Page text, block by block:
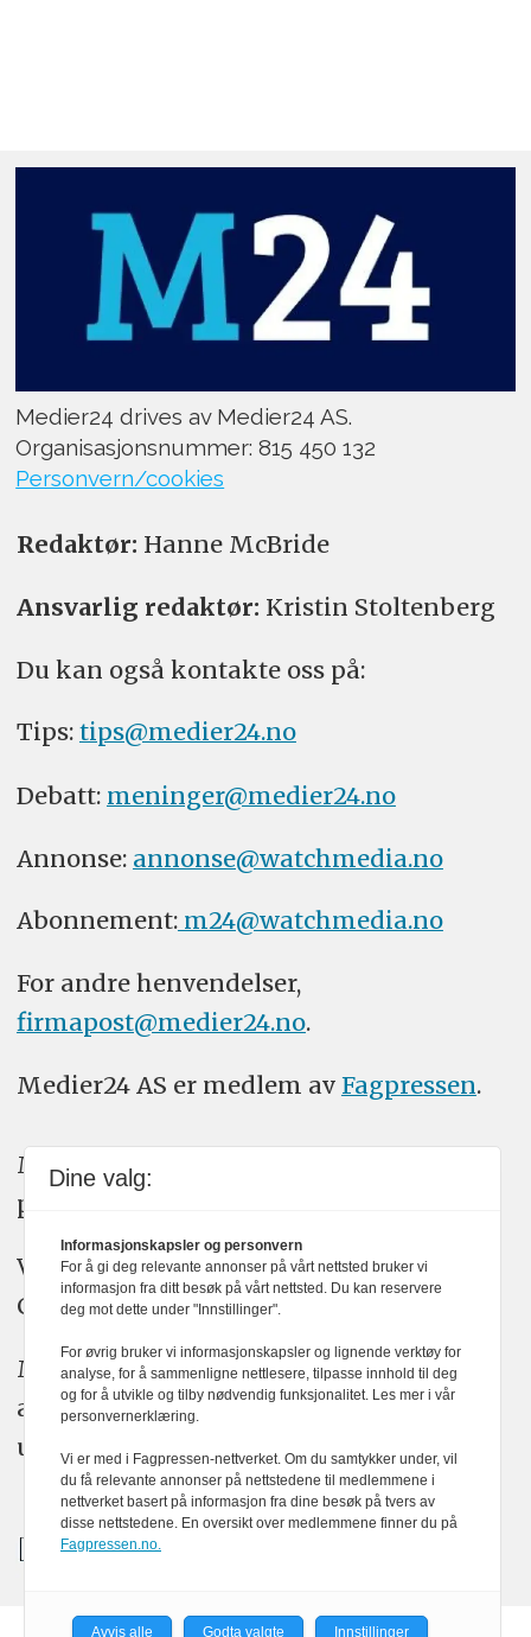
Medier24 drives av Medier24 AS.
Organisasjonsnummer: 815 450 132
Personvern/cookies
Redaktør: Hanne McBride
Ansvarlig redaktør: Kristin Stoltenberg
Du kan også kontakte oss på:
Tips: tips@medier24.no
Debatt: meninger@medier24.no
Annonse: annonse@watchmedia.no
Abonnement:m24@watchmedia.no
For andre henvendelser,
firmapost@medier24.no.
Medier24 AS er medlem av Fagpressen.
Medier24 arbeider etter Vær Varsom-
plakatens regler for god presseskikk.
Vi bruker KI-verktøy som ChatGPT,
Claude, og Gemini i journalistikken vår.
Medier24s redaksjon har alltid det fulle
ansvar for publisert innhold, med eller
uten bruk av kunstig intelligens.
Dine valg:
Informasjonskapsler og personvern
For å gi deg relevante annonser på vårt nettsted bruker vi
informasjon fra ditt besøk på vårt nettsted. Du kan reservere
deg mot dette under "Innstillinger".
For øvrig bruker vi informasjonskapsler og lignende verktøy for
analyse, for å sammenligne nettlesere, tilpasse innhold til deg
og for å utvikle og tilby nødvendig funksjonalitet. Les mer i vår
personvernerklæring.
Vi er med i Fagpressen-nettverket. Om du samtykker under, vil
du få relevante annonser på nettstedene til medlemmene i
nettverket basert på informasjon fra dine besøk på tvers av
disse nettstedene. En oversikt over medlemmene finner du på
Fagpressen.no.
Avvis alle Godta valgte Innstillinger